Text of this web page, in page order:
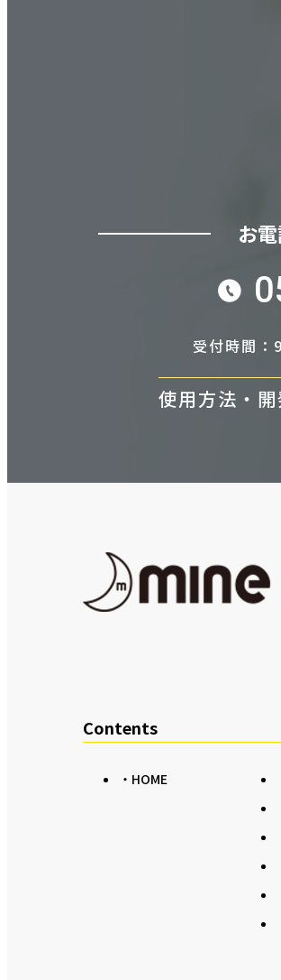
お
受付時間：
使用方法・
Contents
・HOME